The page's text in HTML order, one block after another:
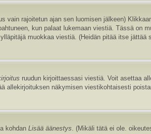
vain rajoitetun ajan sen luomisen jälkeen)
kun palaat lukemaan viestiä. Tässä on
muokkaa viestiä. (Heidän pitää itse jättää
ruudun kirjoittaessasi viestiä. Voit asettaa
allekirjoituksen näkymisen viestikohtaisesti
kohdanLisää äänestys. (Mikäli tätä ei ole.